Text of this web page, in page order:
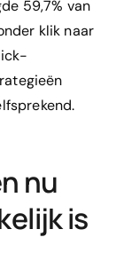
59,7% van
klik naar
nu
is